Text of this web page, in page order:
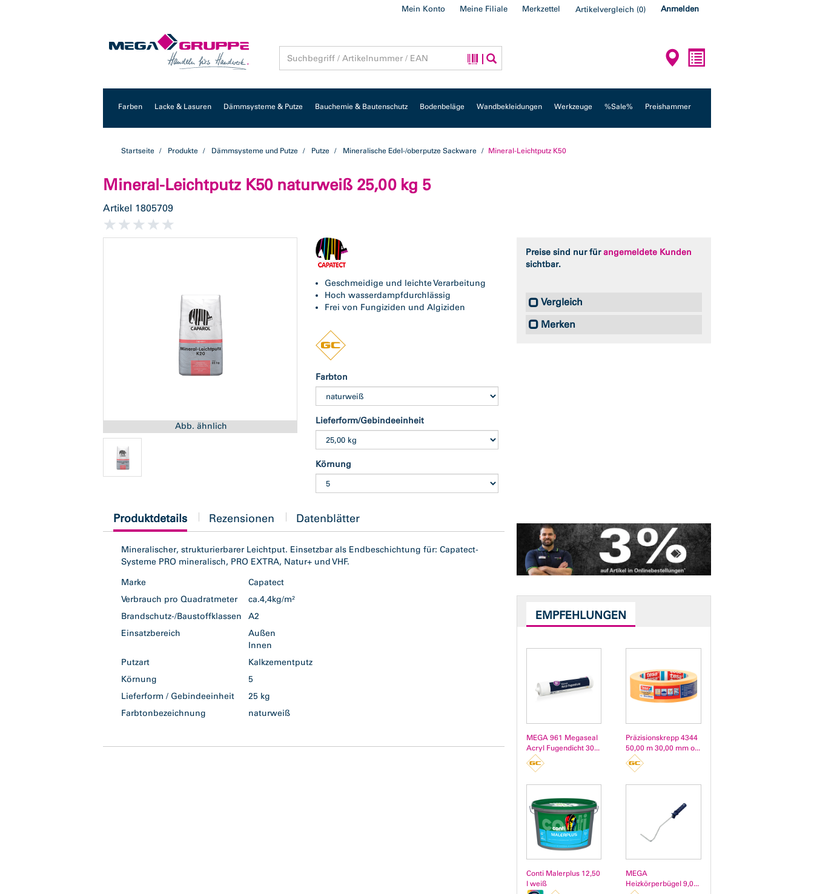
Mein Konto Meine Filiale Merkzettel Artikelvergleich (0) Anmelden
Farben Lacke & Lasuren Dämmsysteme & Putze Bauchemie & Bautenschutz Bodenbeläge Wandbekleidungen Werkzeuge %Sale% Preishammer
Startseite Produkte Dämmsysteme und Putze Putze Mineralische Edel-/oberputze Sackware Mineral-Leichtputz K50
Mineral-Leichtputz K50 naturweiß 25,00 kg 5
Artikel 1805709
Abb. ähnlich
Geschmeidige und leichte Verarbeitung
Hoch wasserdampfdurchlässig
Frei von Fungiziden und Algiziden
Farbton
Lieferform/Gebindeeinheit
Körnung
Preise sind nur fürangemeldete Kunden
sichtbar.
Vergleich
Merken
current
tab:
Produktdetails Rezensionen Datenblätter
Mineralischer, strukturierbarer Leichtput. Einsetzbar als Endbeschichtung für: Capatect-
Systeme PRO mineralisch, PRO EXTRA, Natur+ und VHF.
Marke
Capatect
Verbrauch pro Quadratmeter
ca.4,4kg/m²
Brandschutz-/Baustoffklassen
A2
Einsatzbereich
Außen
Innen
Putzart
Kalkzementputz
Körnung
5
Lieferform / Gebindeeinheit
25 kg
Farbtonbezeichnung
naturweiß
EMPFEHLUNGEN
MEGA 961 Megaseal
Acryl Fugendicht 30...
Präzisionskrepp 4344
50,00 m 30,00 mm o...
Conti Malerplus 12,50
l weiß
MEGA
Heizkörperbügel 9,0...